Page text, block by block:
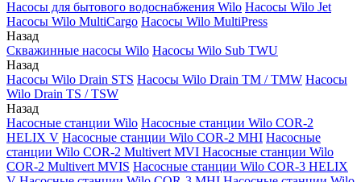
Насосы для бытового водоснабжения Wilo Насосы Wilo Jet
Насосы Wilo MultiCargo Насосы Wilo MultiPress
Назад
Скважинные насосы Wilo Насосы Wilo Sub TWU
Назад
Насосы Wilo Drain STS Насосы Wilo Drain TM / TMW Насосы
Wilo Drain TS / TSW
Назад
Насосные станции Wilo Насосные станции Wilo COR-2
HELIX V Насосные станции Wilo COR-2 MHI Насосные
станции Wilo COR-2 Multivert MVI Насосные станции Wilo
COR-2 Multivert MVIS Насосные станции Wilo COR-3 HELIX